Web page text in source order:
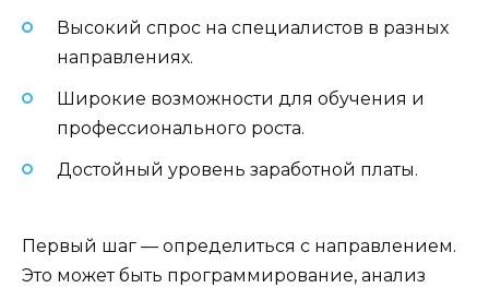
Высокий спрос на специалистов в разных
направлениях.
Широкие возможности для обучения и
профессионального роста.
Достойный уровень заработной платы.
Первый шаг — определиться с направлением.
Это может быть программирование, анализ